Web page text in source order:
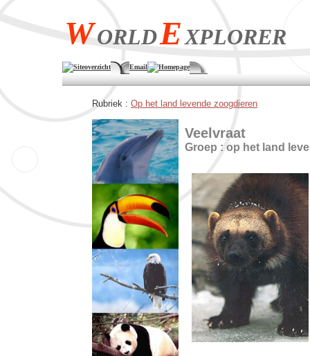
WORLDEXPLORER
Siteoverzicht Email Homepage
Rubriek : Op het land levende zoogdieren
Veelvraat
Groep : op het land